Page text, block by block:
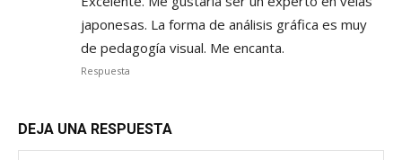
japonesas. La forma de análisis gráfica es muy
de pedagogía visual. Me encanta.
Respuesta
DEJA UNA RESPUESTA